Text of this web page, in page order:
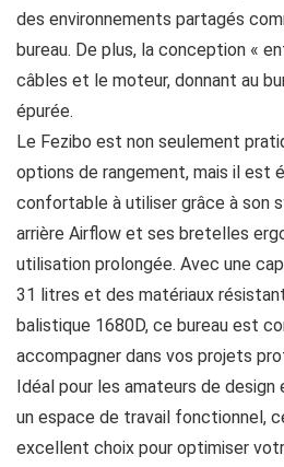
des environnements partagés
bureau. De plus, la conception «
câbles et le moteur, donnant au
épurée.
Le Fezibo est non seulement
options de rangement, mais il est
confortable à utiliser grâce à son
arrière Airflow et ses bretelles
utilisation prolongée. Avec une
31 litres et des matériaux
balistique 1680D, ce bureau est
accompagner dans vos projets
Idéal pour les amateurs de
un espace de travail fonctionnel,
excellent choix pour optimiser